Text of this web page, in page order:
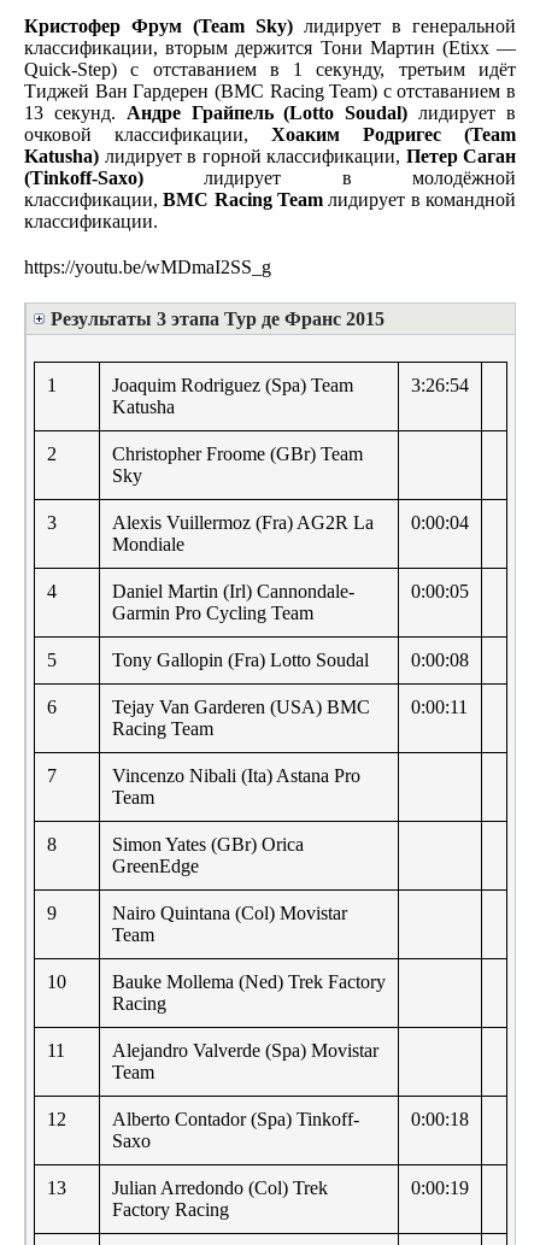
Кристофер Фрум (Team Sky) лидирует в генеральной
классификации, вторым держится Тони Мартин (Etixx —
Quick-Step) с отставанием в 1 секунду, третьим идёт
Тиджей Ван Гардерен (BMC Racing Team) с отставанием в
13 секунд. Андре Грайпель (Lotto Soudal) лидирует в
очковой классификации, Хоаким Родригес (Team
Katusha) лидирует в горной классификации, Петер Саган
(Tinkoff-Saxo) лидирует в молодёжной
классификации,BMC Racing Team лидирует в командной
классификации.
https://youtu.be/wMDmaI2SS_g
Результаты 3 этапа Тур де Франс 2015
1
Joaquim Rodriguez (Spa) Team
Katusha
3:26:54
2
Christopher Froome (GBr) Team
Sky
3
Alexis Vuillermoz (Fra) AG2R La
Mondiale
0:00:04
4
Daniel Martin (Irl) Cannondale-
Garmin Pro Cycling Team
0:00:05
5 Tony Gallopin (Fra) Lotto Soudal 0:00:08
6
Tejay Van Garderen (USA) BMC
Racing Team
0:00:11
7
Vincenzo Nibali (Ita) Astana Pro
Team
8
Simon Yates (GBr) Orica
GreenEdge
9
Nairo Quintana (Col) Movistar
Team
10
Bauke Mollema (Ned) Trek Factory
Racing
11
Alejandro Valverde (Spa) Movistar
Team
12
Alberto Contador (Spa) Tinkoff-
Saxo
0:00:18
13
Julian Arredondo (Col) Trek
Factory Racing
0:00:19